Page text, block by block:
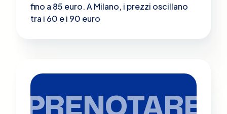
fino a 85 euro​. A Milano, i prezzi oscillano
tra i 60 e i 90 euro
PRENOTARE